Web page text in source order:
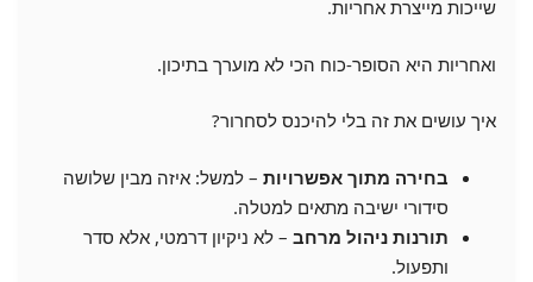
שייכות מייצרת אחריות.
ואחריות היא הסופר-כוח הכי לא מוערך בתיכון.
איך עושים את זה בלי להיכנס לסחרור?
בחירה מתוך אפשרויות – למשל: איזה מבין שלושה
סידורי ישיבה מתאים למטלה.
תורנות ניהול מרחב – לא ניקיון דרמטי, אלא סדר
ותפעול.